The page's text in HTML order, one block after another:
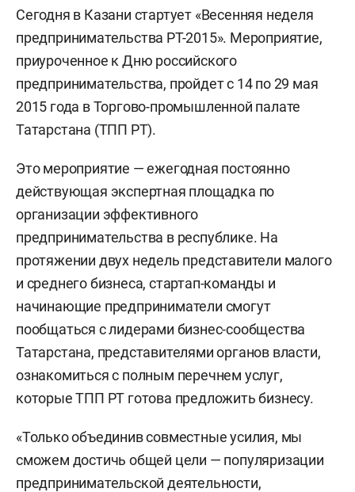
Сегодня в Казани стартует «Весенняя неделя
предпринимательства РТ-2015». Мероприятие,
приуроченное к Дню российского
предпринимательства, пройдет с 14 по 29 мая
2015 года в Торгово-промышленной палате
Татарстана (ТПП РТ).
Это мероприятие — ежегодная постоянно
действующая экспертная площадка по
организации эффективного
предпринимательства в республике. На
протяжении двух недель представители малого
и среднего бизнеса, стартап-команды и
начинающие предприниматели смогут
пообщаться с лидерами бизнес-сообщества
Татарстана, представителями органов власти,
ознакомиться с полным перечнем услуг,
которые ТПП РТ готова предложить бизнесу.
«Только объединив совместные усилия, мы
сможем достичь общей цели — популяризации
предпринимательской деятельности,